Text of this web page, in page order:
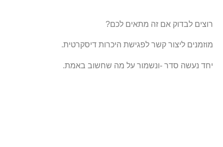
רוצים לבדוק אם זה מתאים לכם?
מוזמנים ליצור קשר לפגישת היכרות דיסקרטית.
יחד נעשה סדר -ונשמור על מה שחשוב באמת.